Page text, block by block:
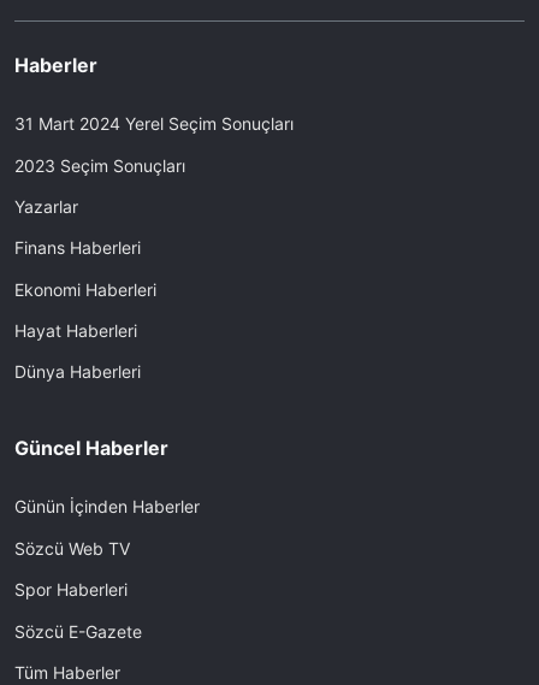
Haberler
31 Mart 2024 Yerel Seçim Sonuçları
2023 Seçim Sonuçları
Yazarlar
Finans Haberleri
Ekonomi Haberleri
Hayat Haberleri
Dünya Haberleri
Güncel Haberler
Günün İçinden Haberler
Sözcü Web TV
Spor Haberleri
Sözcü E-Gazete
Tüm Haberler